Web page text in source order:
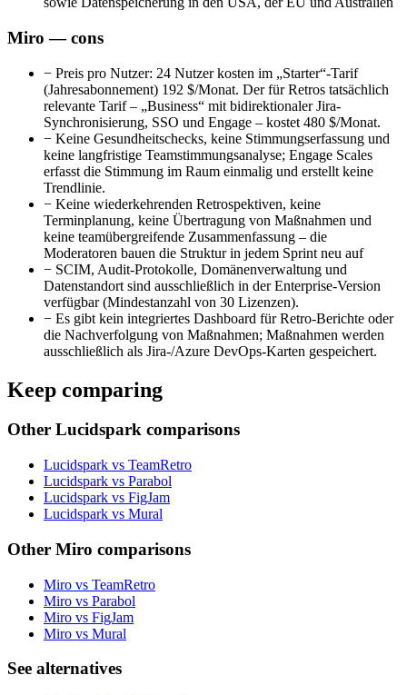
Miro — cons
− Preis pro Nutzer: 24 Nutzer kosten im „Starter“-Tarif
(Jahresabonnement) 192 $/Monat. Der für Retros tatsächlich
relevante Tarif – „Business“ mit bidirektionaler Jira-
Synchronisierung, SSO und Engage – kostet 480 $/Monat.
− Keine Gesundheitschecks, keine Stimmungserfassung und
keine langfristige Teamstimmungsanalyse; Engage Scales
erfasst die Stimmung im Raum einmalig und erstellt keine
Trendlinie.
− Keine wiederkehrenden Retrospektiven, keine
Terminplanung, keine Übertragung von Maßnahmen und
keine teamübergreifende Zusammenfassung – die
Moderatoren bauen die Struktur in jedem Sprint neu auf
− SCIM, Audit-Protokolle, Domänenverwaltung und
Datenstandort sind ausschließlich in der Enterprise-Version
verfügbar (Mindestanzahl von 30 Lizenzen).
− Es gibt kein integriertes Dashboard für Retro-Berichte oder
die Nachverfolgung von Maßnahmen; Maßnahmen werden
ausschließlich als Jira-/Azure DevOps-Karten gespeichert.
Keep comparing
Other Lucidspark comparisons
Lucidspark vs TeamRetro
Lucidspark vs Parabol
Lucidspark vs FigJam
Lucidspark vs Mural
Other Miro comparisons
Miro vs TeamRetro
Miro vs Parabol
Miro vs FigJam
Miro vs Mural
See alternatives